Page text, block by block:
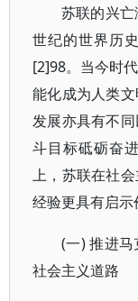
苏联的兴
世纪的世界历
[2]98。当今时
能化成为人类
发展亦具有不
斗目标砥砺奋
上，苏联在社
经验更具有启示
(一) 推进
社会主义道路